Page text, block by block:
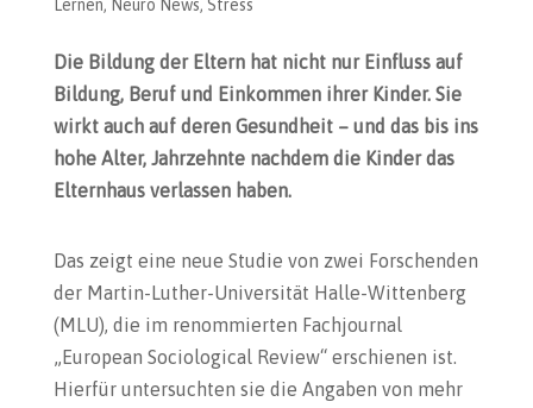
Lernen, Neuro News, Stress
Die Bildung der Eltern hat nicht nur Einfluss auf
Bildung, Beruf und Einkommen ihrer Kinder. Sie
wirkt auch auf deren Gesundheit – und das bis ins
hohe Alter, Jahrzehnte nachdem die Kinder das
Elternhaus verlassen haben.
Das zeigt eine neue Studie von zwei Forschenden
der Martin-Luther-Universität Halle-Wittenberg
(MLU), die im renommierten Fachjournal
„European Sociological Review“ erschienen ist.
Hierfür untersuchten sie die Angaben von mehr